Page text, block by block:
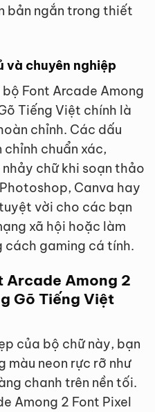
bản ngắn trong thiết
và chuyên nghiệp
Font Arcade Among
Tiếng Việt chính là
chỉnh. Các dấu
chuẩn xác,
chữ khi soạn thảo
Canva hay
vời cho các bạn
xã hội hoặc làm
cách gaming cá tính.
Arcade Among 2
Gõ Tiếng Việt
của bộ chữ này, bạn
màu neon rực rỡ như
chanh trên nền tối.
Among 2 Font Pixel